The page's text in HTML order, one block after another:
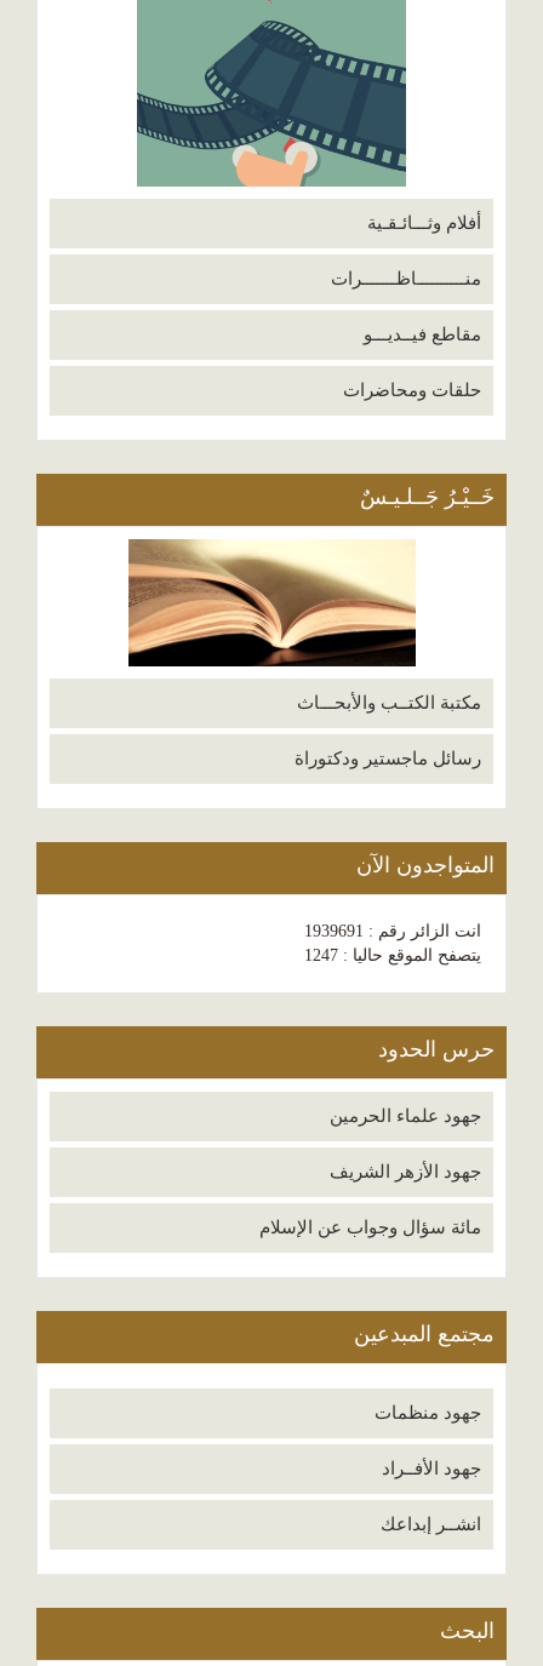
أفلام وثـــائـقـية
منــــــــــاظـــــــرات
مقاطع فيــديـــو
حلقات ومحاضرات
خَــيْـرُ جَــلـيـسٌ
مكتبة الكتــب والأبحـــاث
رسائل ماجستير ودكتوراة
المتواجدون الآن
انت الزائر رقم : 1939691
يتصفح الموقع حاليا : 1247
حرس الحدود
جهود علماء الحرمين
جهود الأزهر الشريف
مائة سؤال وجواب عن الإسلام
مجتمع المبدعين
جهود منظمات
جهود الأفــراد
انشــر إبداعك
البحث